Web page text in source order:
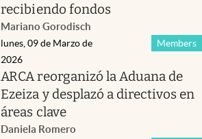
recibiendo fondos
Mariano Gorodisch
Members
lunes, 09 de Marzo de
2026
ARCA reorganizó la Aduana de
Ezeiza y desplazó a directivos en
áreas clave
Daniela Romero